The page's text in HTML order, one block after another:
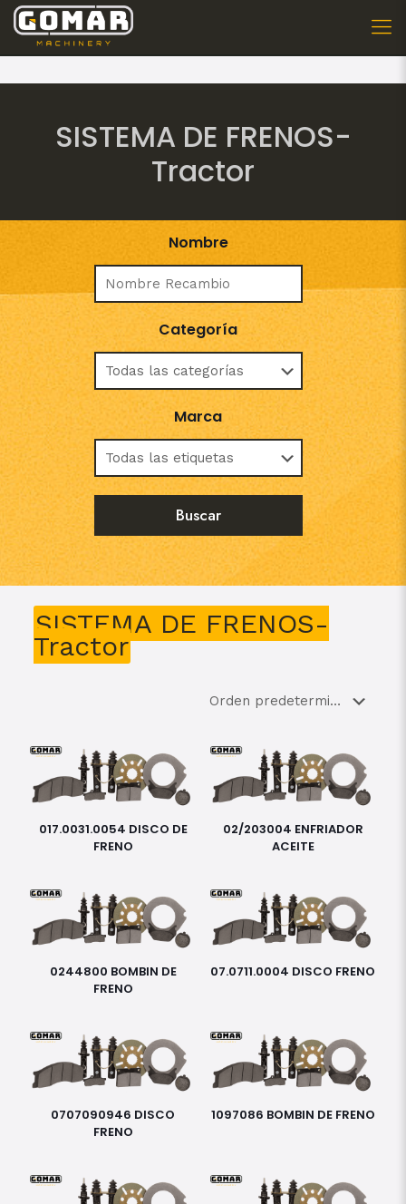
SISTEMA DE FRENOS-
Tractor
Nombre
Categoría
Marca
SISTEMA DE FRENOS-
Tractor
017.0031.0054 DISCO DE
FRENO
02/203004 ENFRIADOR
ACEITE
0244800 BOMBIN DE
FRENO
07.0711.0004 DISCO FRENO
0707090946 DISCO
FRENO
1097086 BOMBIN DE FRENO